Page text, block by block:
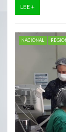
LEE +
NACIONAL